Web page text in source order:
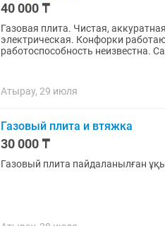
40 000 ₸
Газовая плита. Чистая,
электрическая. Конфорки
Атырау, 29 июля
Газовый плита и втяжка
30 000 ₸
Газовый плита пайдаланылған